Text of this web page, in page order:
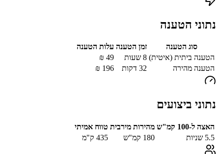
נתוני הטענה
סוג הטענה זמן הטענה עלות הטענה
הטענה ביתית (איטית) 8 שעות 49
₪
הטענה מהירה
32 דקות 196
₪
נתוני ביצועים
האצה ל-100 קמ"ש מהירות מירבית טווח אמיתי
5.5 שניות 180 קמ"ש 435 ק"מ